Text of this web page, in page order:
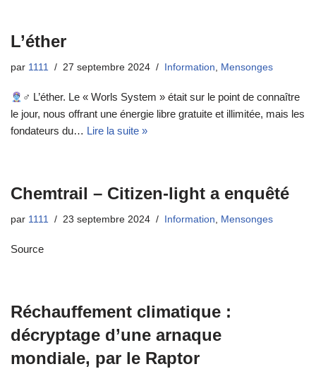
L’éther
par 1111 27 septembre 2024 Information, Mensonges
‍♂ L’éther. Le « Worls System » était sur le point de connaître
le jour, nous offrant une énergie libre gratuite et illimitée, mais les
fondateurs du… Lire la suite »
Chemtrail – Citizen-light a enquêté
par 1111 23 septembre 2024 Information, Mensonges
Source
Réchauffement climatique :
décryptage d’une arnaque
mondiale, par le Raptor